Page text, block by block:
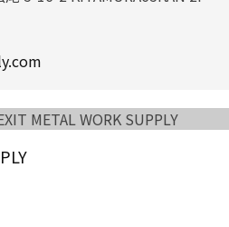
METAL WORK SUPPLY